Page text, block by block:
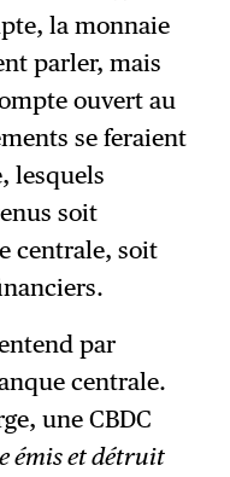
la monnaie
parler, mais
ouvert au
se feraient
lesquels
soit
centrale, soit
par
centrale.
une CBDC
émis et détruit